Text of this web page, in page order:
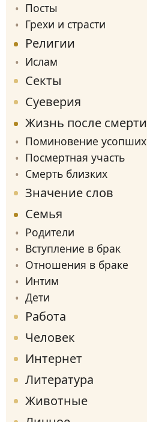
Посты
Грехи и страсти
Религии
Ислам
Секты
Суеверия
Жизнь после смерти
Поминовение усопших
Посмертная участь
Смерть близких
Значение слов
Семья
Родители
Вступление в брак
Отношения в браке
Интим
Дети
Работа
Человек
Интернет
Литература
Животные